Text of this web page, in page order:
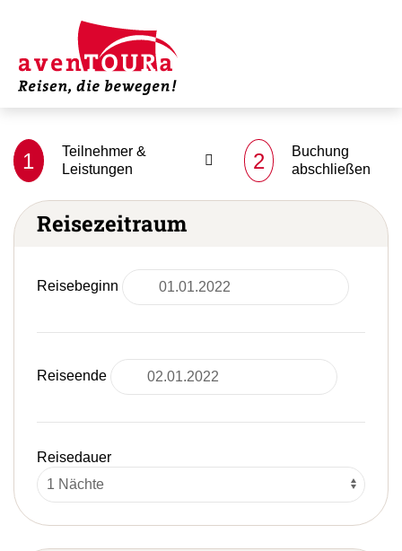
1
Teilnehmer &
Leistungen
2
Buchung
abschließen
Reisezeitraum
Reisebeginn
Reiseende
Reisedauer